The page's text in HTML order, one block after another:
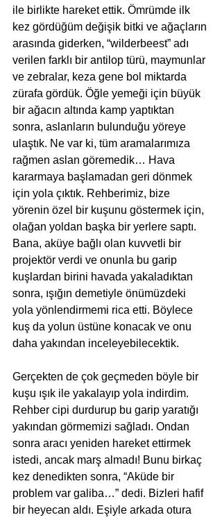
ile birlikte hareket ettik. Ömrümde ilk
kez gördüğüm değişik bitki ve ağaçların
arasında giderken, “wilderbeest” adı
verilen farklı bir antilop türü, maymunlar
ve zebralar, keza gene bol miktarda
zürafa gördük. Öğle yemeği için büyük
bir ağacın altında kamp yaptıktan
sonra, aslanların bulunduğu yöreye
ulaştık. Ne var ki, tüm aramalarımıza
rağmen aslan göremedik… Hava
kararmaya başlamadan geri dönmek
için yola çıktık. Rehberimiz, bize
yörenin özel bir kuşunu göstermek için,
olağan yoldan başka bir yerlere saptı.
Bana, aküye bağlı olan kuvvetli bir
projektör verdi ve onunla bu garip
kuşlardan birini havada yakaladıktan
sonra, ışığın demetiyle önümüzdeki
yola yönlendirmemi rica etti. Böylece
kuş da yolun üstüne konacak ve onu
daha yakından inceleyebilecektik.
Gerçekten de çok geçmeden böyle bir
kuşu ışık ile yakalayıp yola indirdim.
Rehber cipi durdurup bu garip yaratığı
yakından görmemizi sağladı. Ondan
sonra aracı yeniden hareket ettirmek
istedi, ancak marş almadı! Bunu birkaç
kez denedikten sonra, “Aküde bir
problem var galiba…” dedi. Bizleri hafif
bir heyecan aldı. Eşiyle arkada otura